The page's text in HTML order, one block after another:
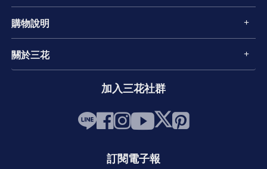
購物說明
關於三花
加入三花社群
訂閱電子報